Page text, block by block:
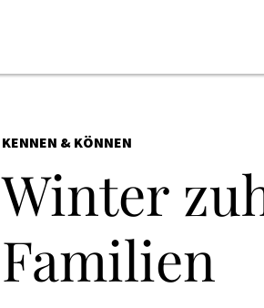
KENNEN & KÖNNEN
Winter
Familien